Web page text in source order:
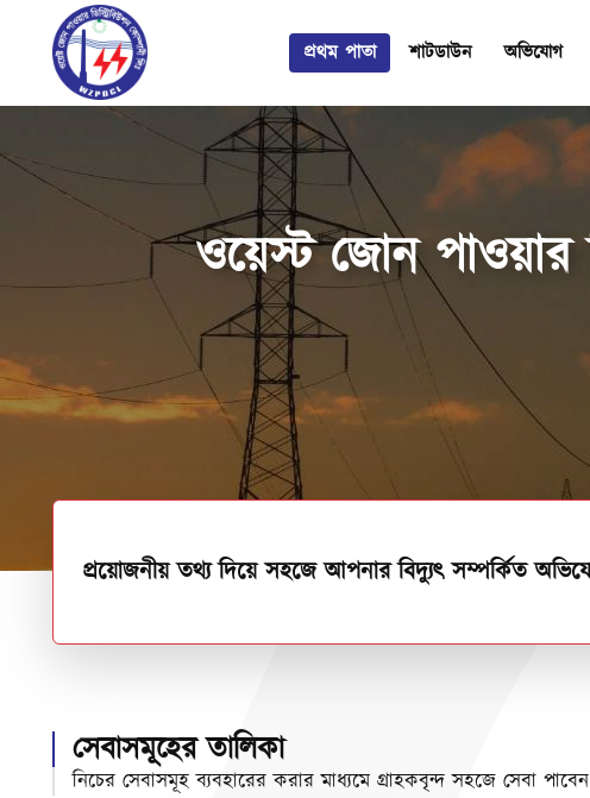
প্রথম পাতা শাটডাউন অভিযোগ
ওয়েস্ট জোন পাওয়ার
প্রয়োজনীয় তথ্য দিয়ে সহজে আপনার বিদ্যুৎ সম্পর্কিত
সেবাসমূহের তালিকা
নিচের সেবাসমূহ ব্যবহারের করার মাধ্যমে গ্রাহকবৃন্দ সহজে সেবা